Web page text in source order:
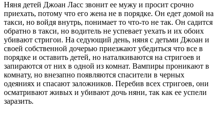
Няня детей Джоан Ласс звонит ее мужу и просит срочно
приехать, потому что его жена не в порядке. Он едет домой на
такси, но войдя внутрь, понимает то что-то не так. Он садится
обратно в такси, но водитель не успевает уехать и их обоих
убивают стригои. На седующий день, няня с детьми Джоан и
своей собственной дочерью приезжают убедиться что все в
порядке и оставить детей, но наталкиваются на стригоев и
запираются от них в одной из комнат. Вампиры проникают в
комнату, но внезапно появляются спасители в черных
одеяниях и спасают заложников. Перебив всех стригоев, они
осматривают живых и убивают дочь няни, так как ее успели
заразить.